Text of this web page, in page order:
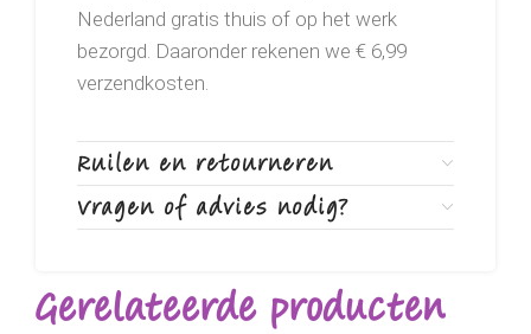
Nederland gratis thuis of op het werk
bezorgd. Daaronder rekenen we € 6,99
verzendkosten.
Ruilen en retourneren
Vragen of advies nodig?
Gerelateerde producten